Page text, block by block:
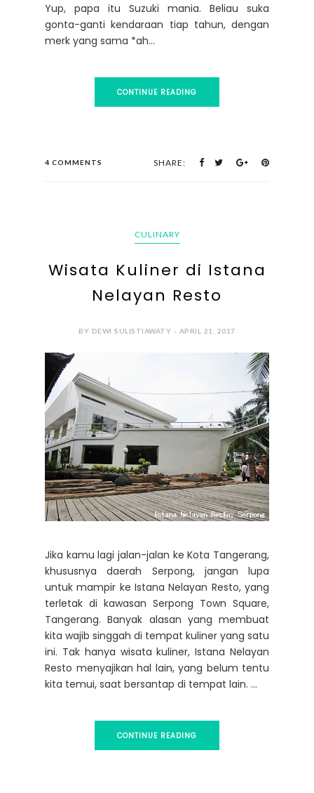
Yup, papa itu Suzuki mania. Beliau suka
gonta-ganti kendaraan tiap tahun, dengan
merk yang sama *ah...
CONTINUE READING
4 COMMENTS SHARE:
CULINARY
Wisata Kuliner di Istana
Nelayan Resto
BY DEWI SULISTIAWATY - APRIL 21, 2017
Jika kamu lagi jalan-jalan ke Kota Tangerang,
khususnya daerah Serpong, jangan lupa
untuk mampir ke Istana Nelayan Resto, yang
terletak di kawasan Serpong Town Square,
Tangerang. Banyak alasan yang membuat
kita wajib singgah di tempat kuliner yang satu
ini. Tak hanya wisata kuliner, Istana Nelayan
Resto menyajikan hal lain, yang belum tentu
kita temui, saat bersantap di tempat lain. ...
CONTINUE READING